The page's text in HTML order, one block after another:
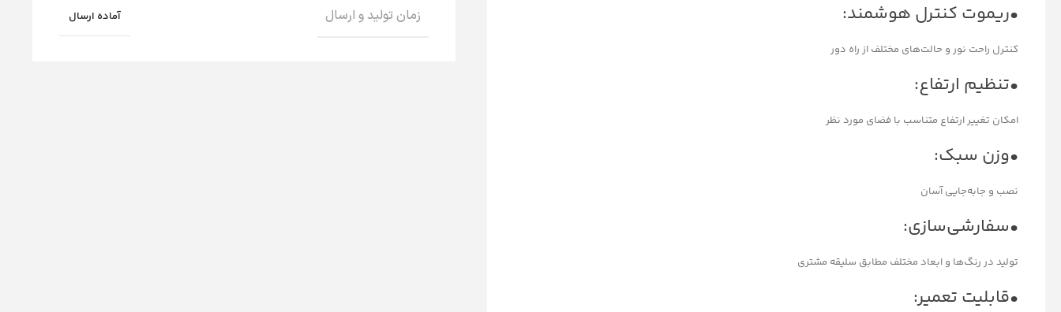
•ریموت کنترل هوشمند:
کنترل راحت نور و حالت‌های مختلف از راه دور
•تنظیم ارتفاع:
امکان تغییر ارتفاع متناسب با فضای مورد نظر
•وزن سبک:
نصب و جابه‌جایی آسان
•سفارشی‌سازی:
تولید در رنگ‌ها و ابعاد مختلف مطابق سلیقه مشتری
•قابلیت تعمیر:
زمان تولید و ارسال آماده ارسال